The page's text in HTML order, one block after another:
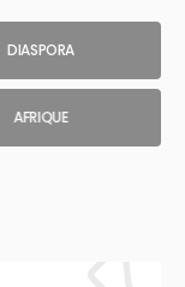
DIASPORA
AFRIQUE